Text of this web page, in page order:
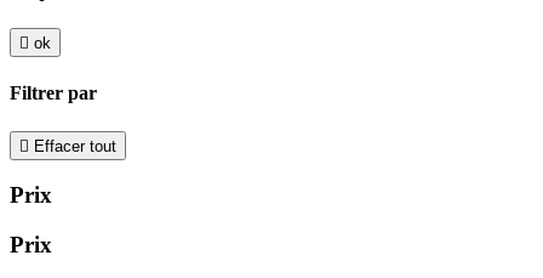
 ok
Filtrer par
 Effacer tout
Prix
Prix